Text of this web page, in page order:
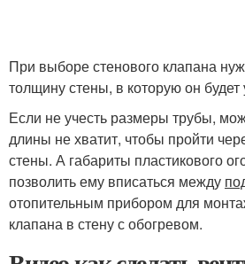
При выборе стенового клапана
толщину стены, в которую он будет
Если не учесть размеры трубы,
длины не хватит, чтобы пройти
стены. А габариты пластикового
позволить ему вписаться между
отопительным прибором для
клапана в стену с обогревом.